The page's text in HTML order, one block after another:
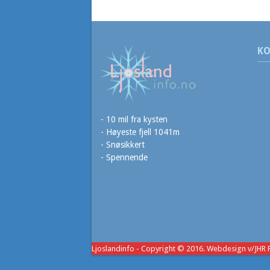
- 10 mil fra kysten
- Høyeste fjell 1041m
- Snøsikkert
- Spennende
Ljoslandinfo - Copyright © 2016. Webdesign v/JHR